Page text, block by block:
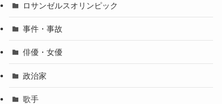
ロサンゼルスオリンピック
事件・事故
俳優・女優
政治家
歌手